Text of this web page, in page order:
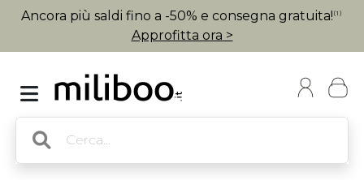
Ancora più saldi fino a -50% e consegna gratuita! (1)
Approfitta ora >